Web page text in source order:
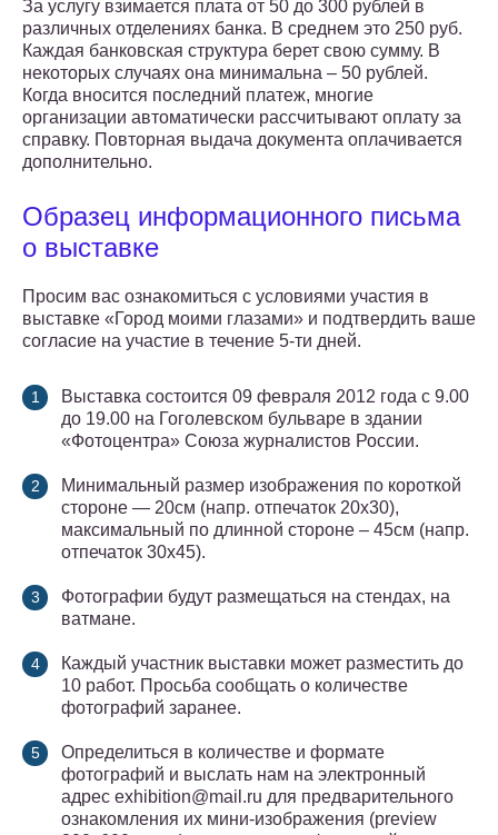
За услугу взимается плата от 50 до 300 рублей в
различных отделениях банка. В среднем это 250 руб.
Каждая банковская структура берет свою сумму. В
некоторых случаях она минимальна – 50 рублей.
Когда вносится последний платеж, многие
организации автоматически рассчитывают оплату за
справку. Повторная выдача документа оплачивается
дополнительно.
Образец информационного письма
о выставке
Просим вас ознакомиться с условиями участия в
выставке «Город моими глазами» и подтвердить ваше
согласие на участие в течение 5-ти дней.
Выставка состоится 09 февраля 2012 года с 9.00
до 19.00 на Гоголевском бульваре в здании
«Фотоцентра» Союза журналистов России.
Минимальный размер изображения по короткой
стороне — 20см (напр. отпечаток 20х30),
максимальный по длинной стороне – 45см (напр.
отпечаток 30х45).
Фотографии будут размещаться на стендах, на
ватмане.
Каждый участник выставки может разместить до
10 работ. Просьба сообщать о количестве
фотографий заранее.
Определиться в количестве и формате
фотографий и выслать нам на электронный
адрес exhibition@mail.ru для предварительного
ознакомления их мини-изображения (preview